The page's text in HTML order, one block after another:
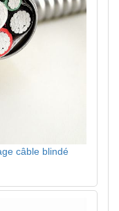
câble blindé